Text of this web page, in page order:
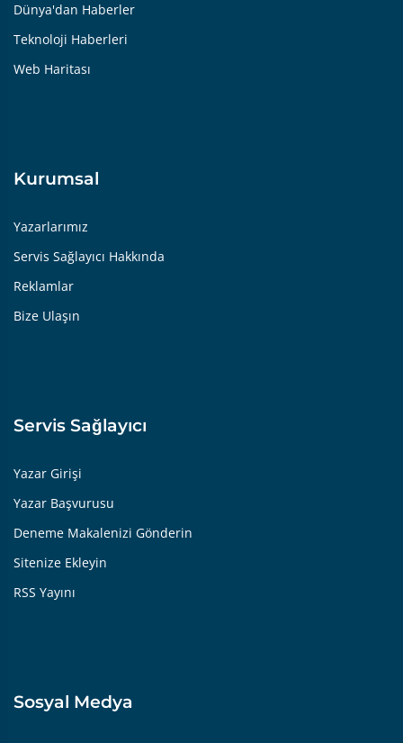
Dünya'dan Haberler
Teknoloji Haberleri
Web Haritası
Kurumsal
Yazarlarımız
Servis Sağlayıcı Hakkında
Reklamlar
Bize Ulaşın
Servis Sağlayıcı
Yazar Girişi
Yazar Başvurusu
Deneme Makalenizi Gönderin
Sitenize Ekleyin
RSS Yayını
Sosyal Medya